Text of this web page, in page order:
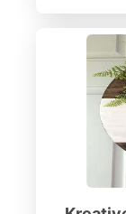
für die
von
von
Raum